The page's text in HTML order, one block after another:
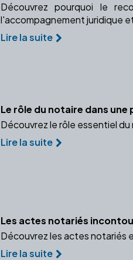
Découvrez pourquoi le
l'accompagnement juridique
Lire la suite
Le rôle du notaire dans
Découvrez le rôle essentiel
Lire la suite
Les actes notariés
Découvrez les actes notariés
Lire la suite